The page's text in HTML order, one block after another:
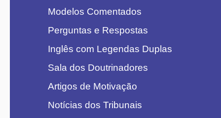
Modelos Comentados
Perguntas e Respostas
Inglês com Legendas Duplas
Sala dos Doutrinadores
Artigos de Motivação
Notícias dos Tribunais